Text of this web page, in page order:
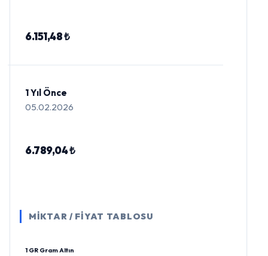
6.151,48 ₺
1 Yıl Önce
05.02.2026
6.789,04 ₺
MİKTAR / FİYAT TABLOSU
1 GR Gram Altın